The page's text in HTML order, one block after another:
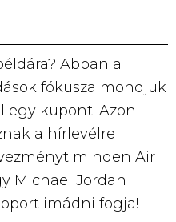
Abban a
fókusza mondjuk
egy kupont. Azon
a hírlevélre
minden Air
Michael Jordan
imádni fogja!